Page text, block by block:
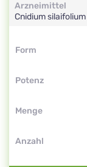
Arzneimittel
Cnidium silaifolium
Form
Potenz
Menge
Anzahl